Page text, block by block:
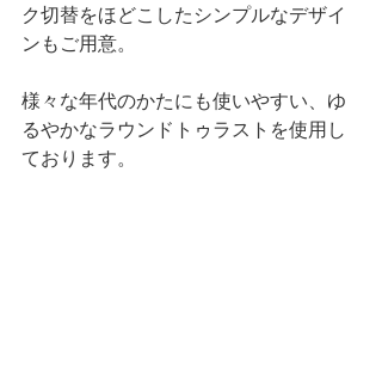
ク切替をほどこしたシンプルなデザイ
ンもご用意。
様々な年代のかたにも使いやすい、ゆ
るやかなラウンドトゥラストを使用し
ております。